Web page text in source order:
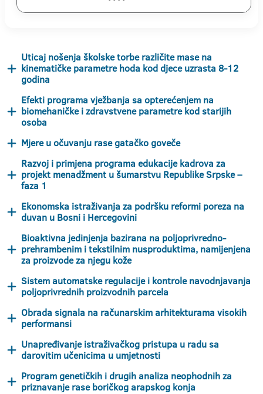
Uticaj nošenja školske torbe različite mase na
kinematičke parametre hoda kod djece uzrasta 8-12
godina
Efekti programa vježbanja sa opterećenjem na
biomehaničke i zdravstvene parametre kod starijih
osoba
Mjere u očuvanju rase gatačko goveče
Razvoj i primjena programa edukacije kadrova za
projekt menadžment u šumarstvu Republike Srpske –
faza 1
Ekonomska istraživanja za podršku reformi poreza na
duvan u Bosni i Hercegovini
Bioaktivna jedinjenja bazirana na poljoprivredno-
prehrambenim i tekstilnim nusproduktima, namijenjena
za proizvode za njegu kože
Sistem automatske regulacije i kontrole navodnjavanja
poljoprivrednih proizvodnih parcela
Obrada signala na računarskim arhitekturama visokih
performansi
Unapređivanje istraživačkog pristupa u radu sa
darovitim učenicima u umjetnosti
Program genetičkih i drugih analiza neophodnih za
priznavanje rase boričkog arapskog konja